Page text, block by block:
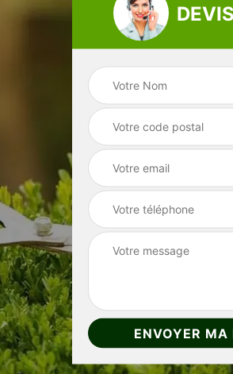
abattage
Entreprise